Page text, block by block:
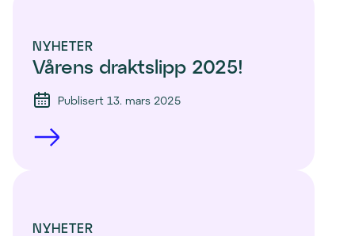
NYHETER
Vårens draktslipp 2025!
Publisert 13. mars 2025
NYHETER